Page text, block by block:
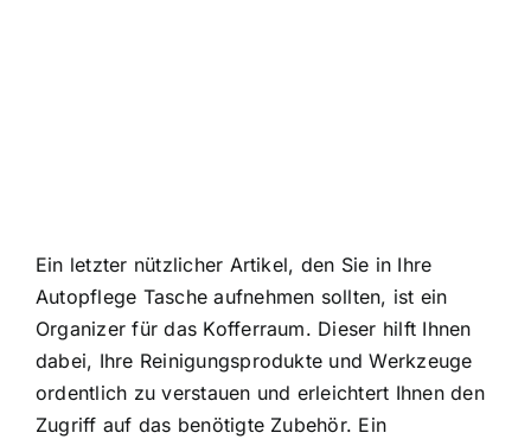
Ein letzter nützlicher Artikel, den Sie in Ihre
Autopflege Tasche aufnehmen sollten, ist ein
Organizer für das Kofferraum. Dieser hilft Ihnen
dabei, Ihre Reinigungsprodukte und Werkzeuge
ordentlich zu verstauen und erleichtert Ihnen den
Zugriff auf das benötigte Zubehör. Ein